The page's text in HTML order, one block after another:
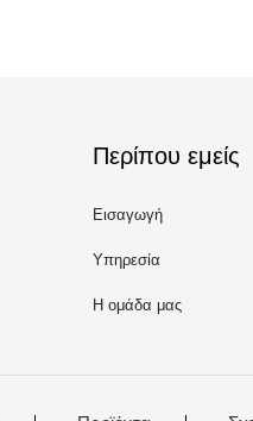
Περίπου εμείς
Εισαγωγή
Υπηρεσία
Η ομάδα μας